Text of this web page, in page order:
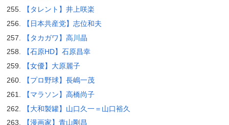
【タレント】井上咲楽
【日本共産党】志位和夫
【タカガワ】高川晶
【石原HD】石原昌幸
【女優】大原麗子
【プロ野球】長嶋一茂
【マラソン】高橋尚子
【大和製罐】山口久一＝山口裕久
【漫画家】青山剛昌